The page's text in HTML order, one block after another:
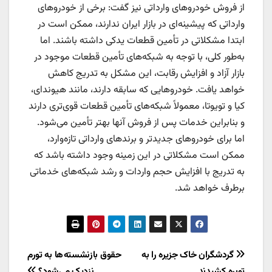
از فروش خودرو‌های وارداتی نیز گفت: برخی از خودرو‌های
وارداتی که پیشینه‌ای در بازار ایران ندارند، ممکن است در
ابتدا مشکلاتی در تأمین قطعات یدکی داشته باشند. اما
به‌طور کلی، با توجه به شبکه‌های تأمین قطعات موجود در
بازار آزاد و افزایش رقابت، این مشکل به تدریج کاهش
خواهد یافت. خودرو‌هایی که سابقه دارند، مانند هیوندای،
کیا و تویوتا، معمولاً شبکه‌های تأمین قطعات قوی‌تری دارند
و بنابراین خدمات پس از فروش آنها بهتر تأمین می‌شود.
اما برای خودرو‌های جدیدتر و برند‌های وارداتی تازه‌وارد،
ممکن است مشکلاتی در این زمینه وجود داشته باشد که
به تدریج با افزایش حجم واردات و رشد شبکه‌های خدماتی
برطرف خواهد شد.
راهبری
حقوق بازنشسته ها به تورم
گردشگران خاک جزیره را به